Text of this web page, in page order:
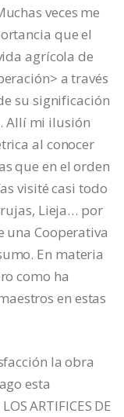
veces me
que el
agrícola de
a través
su significación
Allí mi ilusión
al conocer
que en el orden
visité casi todo
Lieja… por
una Cooperativa
En materia
como ha
en estas
la obra
esta
ARTIFICES DE